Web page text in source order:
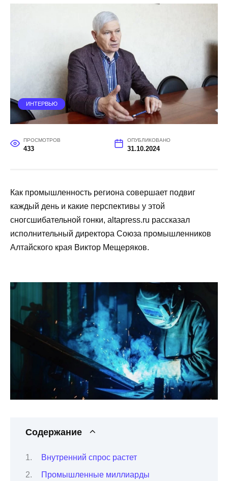
ИНТЕРВЬЮ
ПРОСМОТРОВ
433
ОПУБЛИКОВАНО
31.10.2024
Как промышленность региона совершает подвиг
каждый день и какие перспективы у этой
сногсшибательной гонки, altapress.ru рассказал
исполнительный директора Союза промышленников
Алтайского края Виктор Мещеряков.
Содержание
Внутренний спрос растет
Промышленные миллиарды